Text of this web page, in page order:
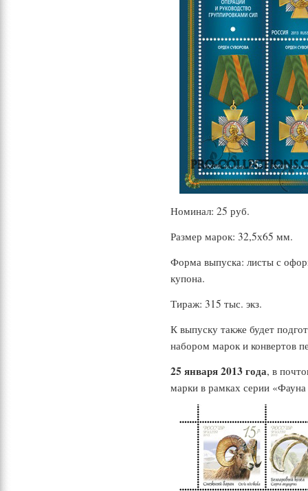
Номинал: 25 руб.
Размер марок: 32,5х65 мм.
Форма выпуска: листы с
купона.
Тираж: 315 тыс. экз.
К выпуску также будет
набором марок и конвертов
25 января 2013 года, в
марки в рамках серии